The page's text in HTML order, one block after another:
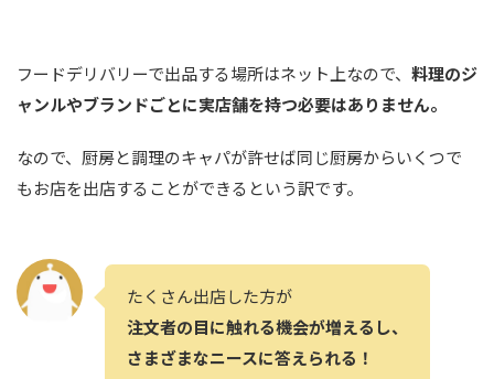
フードデリバリーで出品する場所はネット上なので、 料理のジ
ャンルやブランドごとに実店舗を持つ必要はありません。
なので、厨房と調理のキャパが許せば同じ厨房からいくつで
もお店を出店することができるという訳です。
たくさん出店した方が
注文者の目に触れる機会が増えるし、
さまざまなニースに答えられる！